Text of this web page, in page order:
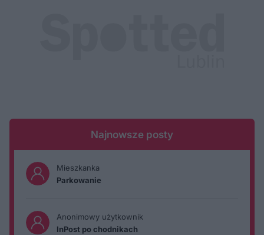
Najnowsze posty
Mieszkanka
Parkowanie
Anonimowy użytkownik
InPost po chodnikach